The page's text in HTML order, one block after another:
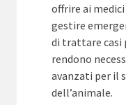
offrire ai
gestire
di trattare casi
rendono
avanzati per il
dell’animale.